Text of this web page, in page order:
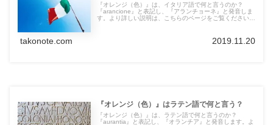
『オレンジ（色）』は、イタリア語で何と言うのか？
『arancione』と表記し、『アランチョーネ』と発音しま
す。より詳しい説明は、こちらのページをご覧ください。
takonote.com 2019.11.20
『オレンジ（色）』はラテン語で何と言う？
『オレンジ（色）』は、ラテン語で何と言うのか？
『aurantia』と表記し、『オランチア』と発音します。よ